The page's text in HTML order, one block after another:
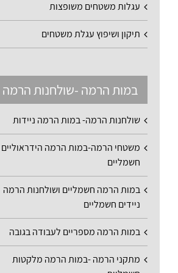
עגלות משטחים משופצות
תיקון ושיפוץ עגלת משטחים
במות הרמה -שולחנות הרמה
שולחנות הרמה- במות הרמה ניידות
משטחי הרמה-במות הרמה הידראוליים
חשמליים
במות הרמה חשמליים ושולחנות הרמה
ניידים חשמליים
במות הרמה מספריים לעבודה בגובה
מתקני הרמה -במות הרמה מלקטות